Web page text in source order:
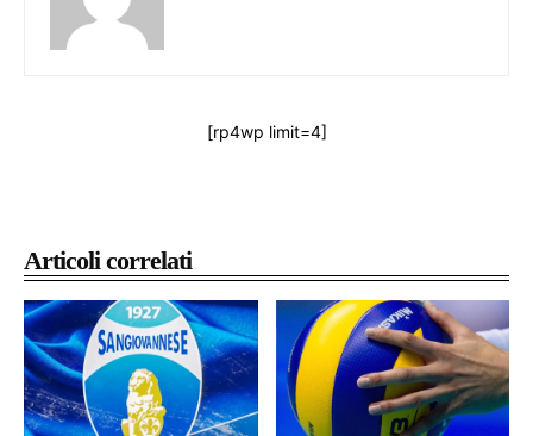
Articoli correlati
[rp4wp limit=4]